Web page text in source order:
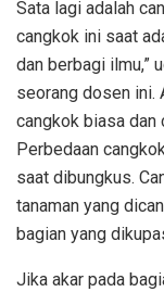
Sata lagi adalah
cangkok ini saat
dan berbagi ilmu,”
seorang dosen ini.
cangkok biasa dan
Perbedaan
saat dibungkus.
tanaman yang
bagian yang
Jika akar pada